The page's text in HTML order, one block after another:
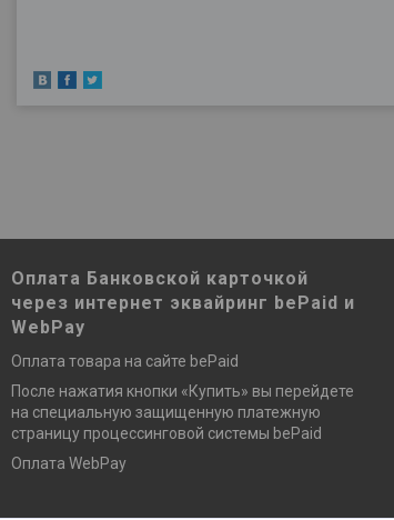
Оплата Банковской карточкой
через интернет эквайринг bePaid и
WebPay
Оплата товара на сайте bePaid
После нажатия кнопки «Купить» вы перейдете
на специальную защищенную платежную
страницу процессинговой системы bePaid
Оплата WebPay